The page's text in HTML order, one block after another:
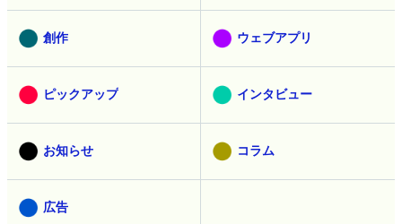
創作 ウェブアプリ
ピックアップ インタビュー
お知らせ コラム
広告